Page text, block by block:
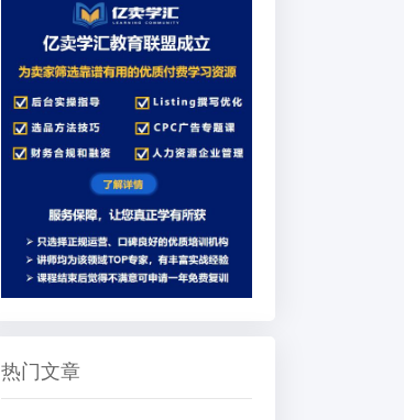
热门文章